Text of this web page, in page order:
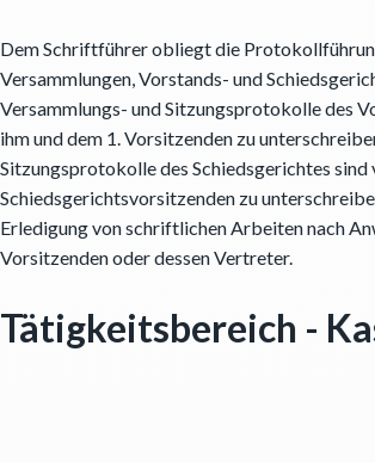
Dem Schriftführer obliegt die
Versammlungen, Vorstands- und
Versammlungs- und Sitzungsprotokolle des
ihm und dem 1. Vorsitzenden zu
Sitzungsprotokolle des Schiedsgerichtes sind
Schiedsgerichtsvorsitzenden zu
Erledigung von schriftlichen Arbeiten nach
Vorsitzenden oder dessen Vertreter.
Tätigkeitsbereich -